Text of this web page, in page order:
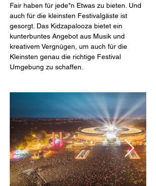
Fair haben für jede*n Etwas zu bieten. Und
auch für die kleinsten Festivalgäste ist
gesorgt. Das Kidzapalooza bietet ein
kunterbuntes Angebot aus Musik und
kreativem Vergnügen, um auch für die
Kleinsten genau die richtige Festival
Umgebung zu schaffen.